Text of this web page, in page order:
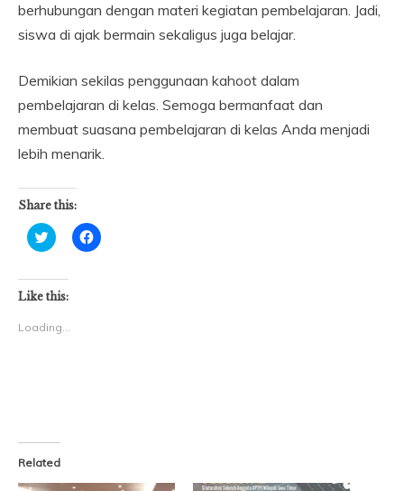
berhubungan dengan materi kegiatan pembelajaran. Jadi,
siswa di ajak bermain sekaligus juga belajar.
Demikian sekilas penggunaan kahoot dalam
pembelajaran di kelas. Semoga bermanfaat dan
membuat suasana pembelajaran di kelas Anda menjadi
lebih menarik.
Share this:
Click
to
Twitter
(Opens
in
window)
Click
to
Like this:
Loading...
Related